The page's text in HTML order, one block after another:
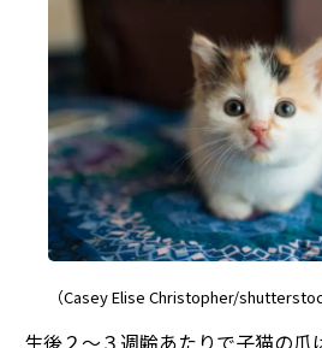
（Casey Elise Christopher/
生後２～３週齢あたりで子猫の爪